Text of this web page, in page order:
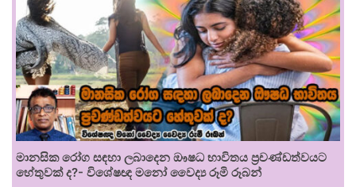
මානසික රෝග සඳහා ලබාදෙන ඖෂධ භාවිතය ප්‍රචණ්ඩත්වයට
හේතුවක් ද?- විශේෂඥ මනෝ වෛද්‍ය රූමි රූබන්